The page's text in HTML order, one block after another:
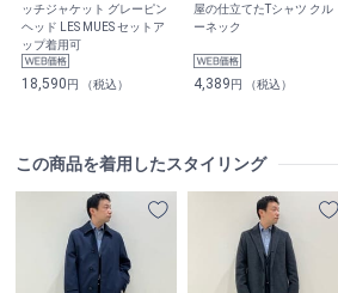
ッチジャケット グレーピン
ヘッド LES MUES セットア
ップ着用可
18,590円 （税込）
屋の仕立てたTシャツ クル
ーネック
4,389円 （税込）
この商品を着用したスタイリング